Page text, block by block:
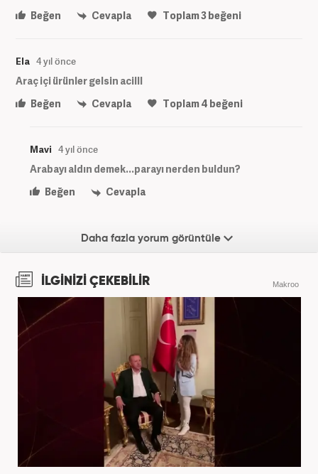
Beğen
Cevapla Toplam3beğeni
Ela 4 yıl önce
Araç içi ürünler gelsin acilll
Beğen
Cevapla Toplam4 beğeni
Mavi 4 yıl önce
Arabayı aldın demek...parayı nerden buldun?
Beğen
Cevapla
Daha fazla yorum görüntüle
İLGİNİZİ ÇEKEBİLİR Makroo